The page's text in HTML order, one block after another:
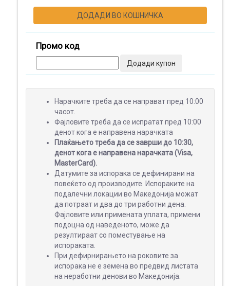
ПРОМОТИВНИ
МАТЕРИЈАЛИ
ДОДАДИ ВО КОШНИЧКА
Промо код
Додади купон
Нарачките треба да се направат пред 10:00
часот.
Фајловите треба да се испратат пред 10:00
денот кога е направена нарачката
Плаќањето треба да се заврши до 10:30,
денот кога е направена нарачката (Visa,
MasterCard).
Датумите за испорака се дефинирани на
повеќето од производите. Испораките на
подалечни локации во Македонија можат
да потраат и два до три работни дена.
Фајловите или примената уплата, примени
подоцна од наведеното, може да
резултираат со поместување на
испораката.
При дефирнирањето на роковите за
испорака не е земена во предвид листата
на неработни денови во Македонија.